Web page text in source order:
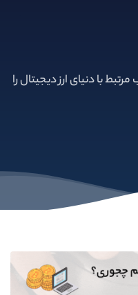
با دنیای ارز دیجیتال را